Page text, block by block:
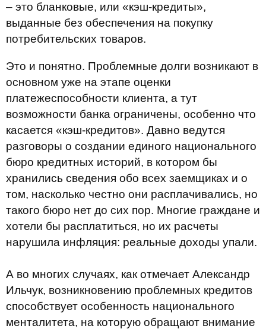
– это бланковые, или «кэш-кредиты»,
выданные без обеспечения на покупку
потребительских товаров.
Это и понятно. Проблемные долги возникают в
основном уже на этапе оценки
платежеспособности клиента, а тут
возможности банка ограничены, особенно что
касается «кэш-кредитов». Давно ведутся
разговоры о создании единого национального
бюро кредитных историй, в котором бы
хранились сведения обо всех заемщиках и о
том, насколько честно они расплачивались, но
такого бюро нет до сих пор. Многие граждане и
хотели бы расплатиться, но их расчеты
нарушила инфляция: реальные доходы упали.
А во многих случаях, как отмечает Александр
Ильчук, возникновению проблемных кредитов
способствует особенность национального
менталитета, на которую обращают внимание